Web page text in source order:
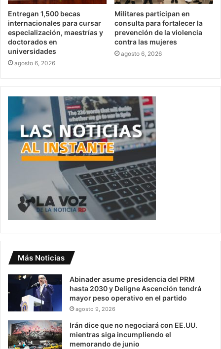
Entregan 1,500 becas
internacionales para cursar
especialización, maestrías y
doctorados en
universidades
agosto 6, 2026
Militares participan en
consulta para fortalecer la
prevención de la violencia
contra las mujeres
agosto 6, 2026
Más Noticias
Abinader asume presidencia del PRM
hasta 2030 y Deligne Ascención tendrá
mayor peso operativo en el partido
agosto 9, 2026
Irán dice que no negociará con EE.UU.
mientras siga incumpliendo el
memorando de junio